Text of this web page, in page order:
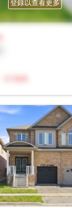
登錄以查看更多
N/A